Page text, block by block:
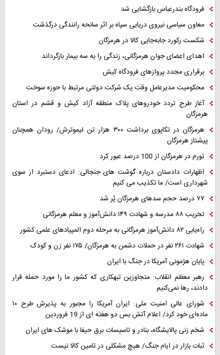
فرودگاه بندرعباس بازگشایی شد
معاون سیاسی نیروی دریایی سپاه بر اثر سانحه رانندگی درگذشت
شکست رکورد جابه‌جایی کالا در هرمزگان
اهدای اعضای جوان هرمزگانی، زندگی را به سه بیمار بازگرداند
برقراری مجدد پروازهای فرودگاه کیش
محکومیت مدیرعامل وقت یک شرکت دولتی مرتبط با حوزه سوخت
آغاز طرح تردد خودروهای پلاک منطقه آزاد کیش و قشم در استان
هرمزگان
هرمزگان در تکاپوی برداشت ۳۰۰ هزار تن لیموترش/ رودان همچنان
پیشتاز هرمزگان
تورم در هرمزگان از 100 درصد عبور کرد
اظهارات دادستان درباره گوشت های جنجالی: ادعای دستبرد از سوی
شهرداری است/ ما تکذیب می کنیم
۷۷ درصد حجم سدهای هرمزگان پُر شد
تخریب ۸۸ مدرسه و شهادت ۱۴۹ دانش‌آموز و معلم هرمزگانی
راه‌یابی ۸۲ دانش‌آموز هرمزگانی به مرحله دوم المپیادهای علمی کشور
شهادت ۲۶۱ نفر در حملات دشمن به هرمزگان/ ۱۷۵ نفر زن و کودک
پایان هژمونی آمریکا در جنگ با ایران
رهبر معظم انقلاب: متجاوزین تبهکاری که کشور ما را مورد حمله قرار
دادند، رها نمی‌کنیم
شورای عالی امنیت ملی: ایران آمریکا را مجبور به پذیرش طرح ۱۰
ماده‌ای خود کرد/ اعلام آتش بس دو هفته ای از 19 فروردین
شخم زنی پالایشگاه، بنادر و تاسیسات برق حیفا با موشک های ایران
ثبات بازار در ایام جنگ/ هیچ مشکلی در تامین کالا نیست